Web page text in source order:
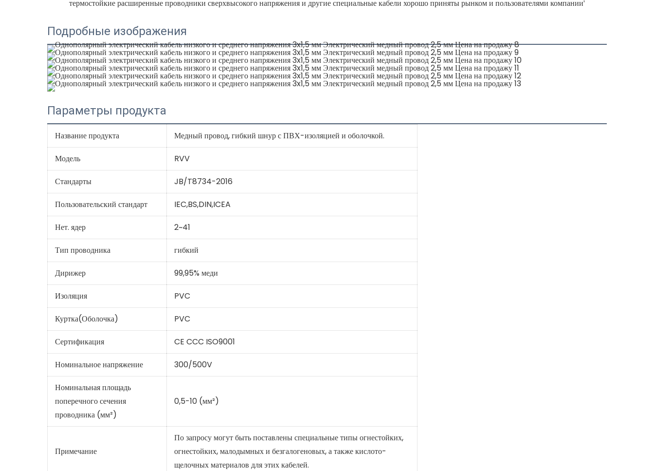
Подробные изображения
Параметры продукта
Название продукта Медный провод, гибкий шнур с ПВХ-изоляцией и оболочкой.
Модель RVV
Стандарты JB/T8734-2016
Пользовательский стандарт IEC,BS,DIN,ICEA
Нет. ядер 2~41
Тип проводника гибкий
Дирижер 99,95% меди
Изоляция PVC
Куртка(Оболочка) PVC
Сертификация CE CCC ISO9001
Номинальное напряжение 300/500V
Номинальная площадь
поперечного сечения
проводника (мм²)
0,5-10 (мм²)
Примечание
По запросу могут быть поставлены специальные типы огнестойких,
огнестойких, малодымных и безгалогеновых, а также кислото-
щелочных материалов для этих кабелей.